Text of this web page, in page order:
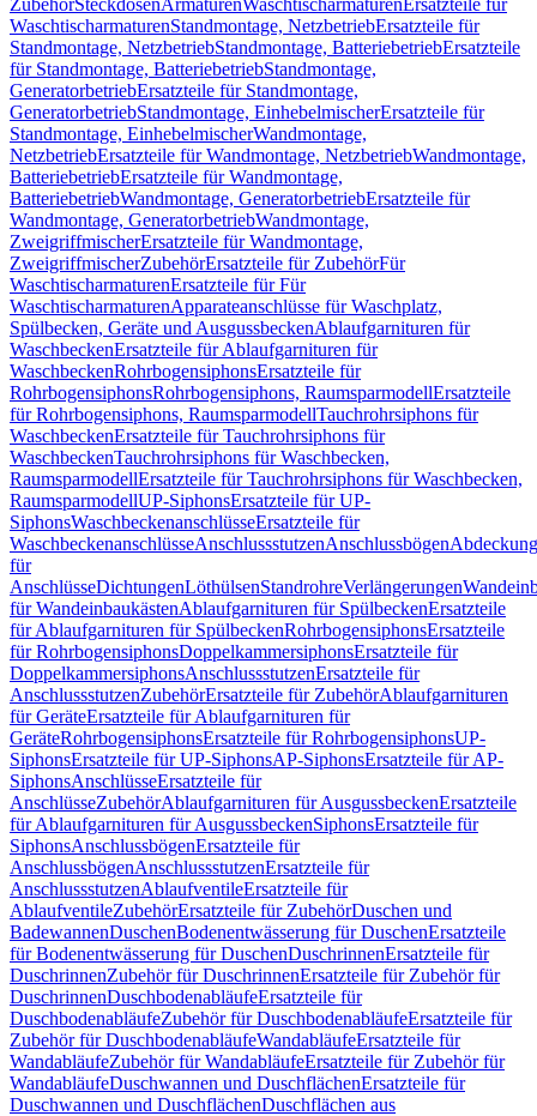
ZubehörSteckdosenArmaturenWaschtischarmaturen Ersatzteile für
WaschtischarmaturenStandmontage, NetzbetriebErsatzteile für
Standmontage, NetzbetriebStandmontage, BatteriebetriebErsatzteile
für Standmontage, BatteriebetriebStandmontage,
GeneratorbetriebErsatzteile für Standmontage,
GeneratorbetriebStandmontage, EinhebelmischerErsatzteile für
Standmontage, EinhebelmischerWandmontage,
NetzbetriebErsatzteile für Wandmontage, NetzbetriebWandmontage,
BatteriebetriebErsatzteile für Wandmontage,
BatteriebetriebWandmontage, GeneratorbetriebErsatzteile für
Wandmontage, GeneratorbetriebWandmontage,
ZweigriffmischerErsatzteile für Wandmontage,
ZweigriffmischerZubehörErsatzteile für ZubehörFür
WaschtischarmaturenErsatzteile für Für
WaschtischarmaturenApparateanschlüsse für Waschplatz,
Spülbecken, Geräte und AusgussbeckenAblaufgarnituren für
WaschbeckenErsatzteile für Ablaufgarnituren für
WaschbeckenRohrbogensiphonsErsatzteile für
RohrbogensiphonsRohrbogensiphons, RaumsparmodellErsatzteile
für Rohrbogensiphons, RaumsparmodellTauchrohrsiphons für
WaschbeckenErsatzteile für Tauchrohrsiphons für
WaschbeckenTauchrohrsiphons für Waschbecken,
RaumsparmodellErsatzteile für Tauchrohrsiphons für Waschbecken,
RaumsparmodellUP-SiphonsErsatzteile für UP-
SiphonsWaschbeckenanschlüsseErsatzteile für
WaschbeckenanschlüsseAnschlussstutzenAnschlussbögen
für
AnschlüsseDichtungenLöthülsenStandrohreVerlängerungen
für WandeinbaukästenAblaufgarnituren für SpülbeckenErsatzteile
für Ablaufgarnituren für SpülbeckenRohrbogensiphonsErsatzteile
für RohrbogensiphonsDoppelkammersiphonsErsatzteile für
DoppelkammersiphonsAnschlussstutzenErsatzteile für
AnschlussstutzenZubehörErsatzteile für ZubehörAblaufgarnituren
für GeräteErsatzteile für Ablaufgarnituren für
GeräteRohrbogensiphonsErsatzteile für RohrbogensiphonsUP-
SiphonsErsatzteile für UP-SiphonsAP-SiphonsErsatzteile für AP-
SiphonsAnschlüsseErsatzteile für
AnschlüsseZubehörAblaufgarnituren für AusgussbeckenErsatzteile
für Ablaufgarnituren für AusgussbeckenSiphonsErsatzteile für
SiphonsAnschlussbögenErsatzteile für
AnschlussbögenAnschlussstutzenErsatzteile für
AnschlussstutzenAblaufventileErsatzteile für
AblaufventileZubehörErsatzteile für ZubehörDuschen und
BadewannenDuschenBodenentwässerung für DuschenErsatzteile
für Bodenentwässerung für DuschenDuschrinnenErsatzteile für
DuschrinnenZubehör für DuschrinnenErsatzteile für Zubehör für
DuschrinnenDuschbodenabläufeErsatzteile für
DuschbodenabläufeZubehör für DuschbodenabläufeErsatzteile für
Zubehör für DuschbodenabläufeWandabläufeErsatzteile für
WandabläufeZubehör für WandabläufeErsatzteile für Zubehör für
WandabläufeDuschwannen und DuschflächenErsatzteile für
Duschwannen und DuschflächenDuschflächen aus